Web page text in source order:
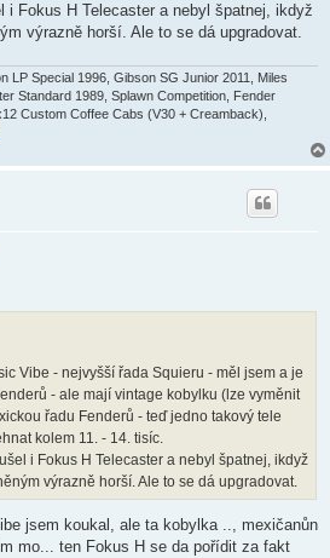
i Fokus H Telecaster a nebyl špatnej, ikdyž
výrazně horší. Ale to se dá upgradovat.
LP Special 1996, Gibson SG Junior 2011, Miles
Standard 1989, Splawn Competition, Fender
Custom Coffee Cabs (V30 + Creamback),
Vibe - nejvyšší řada Squieru - měl jsem a je
- ale mají vintage kobylku (lze vyměnit
řadu Fenderů - teď jedno takový tele
kolem 11. - 14. tisíc.
i Fokus H Telecaster a nebyl špatnej, ikdyž
výrazně horší. Ale to se dá upgradovat.
jsem koukal, ale ta kobylka .., mexičanůn
mo... ten Fokus H se da pořídit za fakt